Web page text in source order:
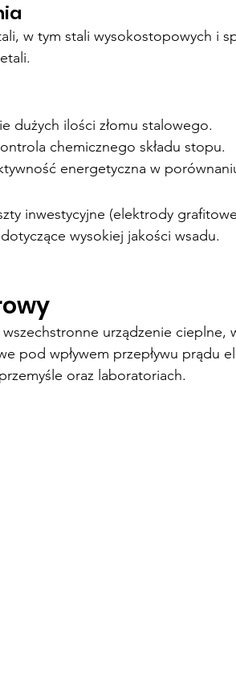
w tym stali wysokostopowych i
dużych ilości złomu stalowego.
chemicznego składu stopu.
energetyczna w
inwestycyjne (elektrody
wysokiej jakości wsadu.
urządzenie cieplne,
pod wpływem przepływu prądu
oraz laboratoriach.